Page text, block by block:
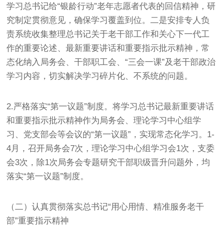
学习总书记给“银龄行动”老年志愿者代表的回信精神，研
究制定贯彻意见，确保学习覆盖到位。二是安排专人负
责系统收集整理总书记关于老干部工作和关心下一代工
作的重要论述、最新重要讲话和重要指示批示精神，常
态化纳入局务会、干部职工会、“三会一课”及老干部政治
学习内容，切实解决学习碎片化、不系统的问题。
2.严格落实“第一议题”制度。将学习总书记最新重要讲话
和重要指示批示精神作为局务会、理论学习中心组学
习、党支部会等会议的“第一议题”，实现常态化学习。1-
4月，召开局务会7次，理论学习中心组学习会1次，支委
会3次，除1次局务会专题研究干部职级晋升问题外，均
落实“第一议题”制度。
（二）认真贯彻落实总书记“用心用情、精准服务老干
部”重要指示精神